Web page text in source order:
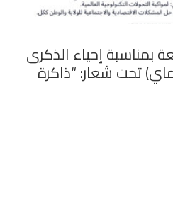
بمناسبة إحياء الذكرى
ليوم الطالب (19 ماي) تحت شعار: “ذاكرة